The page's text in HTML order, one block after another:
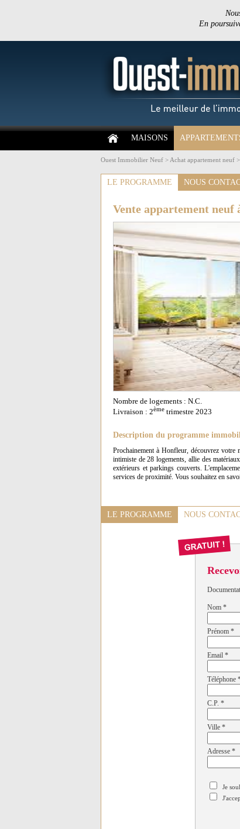
En
MAISONS
Ouest Immobilier Neuf > Achat appartement neuf >
LE PROGRAMME NOUS
Vente appartement neuf
Nombre de logements : N.C.
Livraison : 2ème trimestre 2023
Description du programme
Prochainement à Honfleur, découvrez votre
intimiste de 28 logements, allie des
extérieurs et parkings couverts.
services de proximité. Vous souhaitez en
LE PROGRAMME NOUS
Nom *
Prénom *
Email *
Téléphone
C.P. *
Ville *
Adresse *
Je